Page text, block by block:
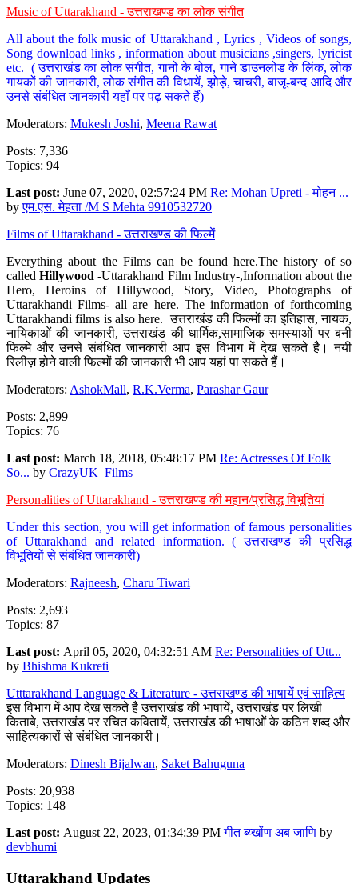
Music of Uttarakhand - उत्तराखण्ड का लोक संगीत
All about the folk music of Uttarakhand , Lyrics , Videos of songs,
Song download links , information about musicians ,singers, lyricist
etc. ( उत्तराखंड का लोक संगीत, गानों के बोल, गाने डाउनलोड के लिंक, लोक
गायकों की जानकारी, लोक संगीत की विधायें, झोड़े, चाचरी, बाजू-बन्द आदि और
उनसे संबंधित जानकारी यहाँ पर पढ़ सकते हैं)
Moderators: Mukesh Joshi, Meena Rawat
Posts: 7,336
Topics: 94
Last post: June 07, 2020, 02:57:24 PM Re: Mohan Upreti - मोहन ...
byएम.एस. मेहता /M S Mehta 9910532720
Films of Uttarakhand - उत्तराखण्ड की फिल्में
Everything about the Films can be found here.The history of so
calledHillywood-Uttarakhand Film Industry-,Information about the
Hero, Heroins of Hillywood, Story, Video, Photographs of
Uttarakhandi Films- all are here. The information of forthcoming
Uttarakhandi films is also here. उत्तराखंड की फिल्मों का इतिहास, नायक,
नायिकाओं की जानकारी, उत्तराखंड की धार्मिक,सामाजिक समस्याओं पर बनी
फिल्मे और उनसे संबंधित जानकारी आप इस विभाग में देख सकते है। नयी
रिलीज़ होने वाली फिल्मों की जानकारी भी आप यहां पा सकते हैं।
Moderators: AshokMall, R.K.Verma, Parashar Gaur
Posts: 2,899
Topics: 76
Last post: March 18, 2018, 05:48:17 PM Re: Actresses Of Folk
So... by CrazyUK_Films
Personalities of Uttarakhand - उत्तराखण्ड की महान/प्रसिद्ध विभूतियां
Under this section, you will get information of famous personalities
of Uttarakhand and related information. ( उत्तराखण्ड की प्रसिद्ध
विभूतियों से संबंधित जानकारी)
Moderators: Rajneesh, Charu Tiwari
Posts: 2,693
Topics: 87
Last post: April 05, 2020, 04:32:51 AM Re: Personalities of Utt...
by Bhishma Kukreti
Utttarakhand Language & Literature - उत्तराखण्ड की भाषायें एवं साहित्य
इस विभाग में आप देख सकते है उत्तराखंड की भाषायें, उत्तराखंड पर लिखी
किताबे, उत्तराखंड पर रचित कवितायें, उत्तराखंड की भाषाओं के कठिन शब्द और
साहित्यकारों से संबंधित जानकारी।
Moderators: Dinesh Bijalwan, Saket Bahuguna
Posts: 20,938
Topics: 148
Last post: August 22, 2023, 01:34:39 PMगीत ब्य्खोंण अब जाणि by
devbhumi
Uttarakhand Updates